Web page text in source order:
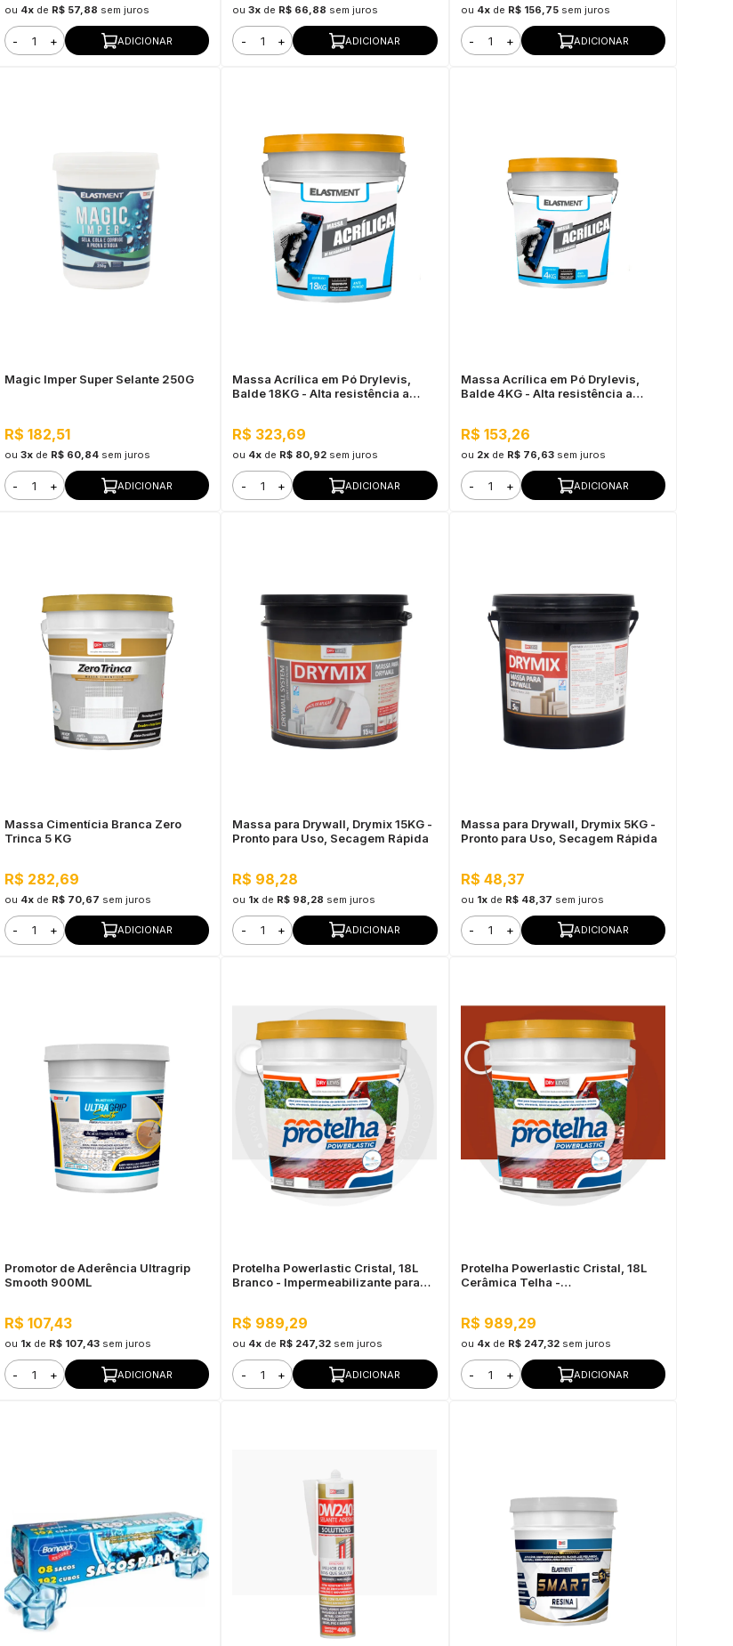
ou 4xde R$ 57,88 sem juros
- + ADICIONAR
ou 3x de R$ 66,88 sem juros
- + ADICIONAR
ou 4xde R$ 156,75 sem juros
- + ADICIONAR
Magic Imper Super Selante 250G
R$ 182,51
ou 3xde R$ 60,84 sem juros
- + ADICIONAR
Massa Acrílica em Pó Drylevis,
Balde 18KG - Alta resistência a
R$ 323,69
ou 4x de R$ 80,92 sem juros
- + ADICIONAR
Massa Acrílica em Pó Drylevis,
Balde 4KG - Alta resistência a
R$ 153,26
ou 2xde R$ 76,63 sem juros
- + ADICIONAR
Massa Cimentícia Branca Zero
Trinca 5 KG
R$ 282,69
ou 4xde R$ 70,67 sem juros
- + ADICIONAR
Massa para Drywall, Drymix 15KG -
Pronto para Uso, Secagem Rápida
R$ 98,28
ou 1x de R$ 98,28 sem juros
- + ADICIONAR
Massa para Drywall, Drymix 5KG -
Pronto para Uso, Secagem Rápida
R$ 48,37
ou 1xde R$ 48,37 sem juros
- + ADICIONAR
Promotor de Aderência Ultragrip
Smooth 900ML
R$ 107,43
ou 1xde R$ 107,43 sem juros
- + ADICIONAR
Protelha Powerlastic Cristal, 18L
Branco - Impermeabilizante para
R$ 989,29
ou 4x de R$ 247,32 sem juros
- + ADICIONAR
Protelha Powerlastic Cristal, 18L
Cerâmica Telha -
R$ 989,29
ou 4xde R$ 247,32 sem juros
- + ADICIONAR